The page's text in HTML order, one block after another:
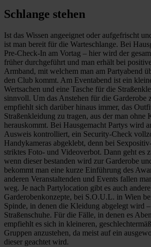
Schlange stehen
Ist das Wissen angeeignet oder aufgefrischt
ist man bereit für die Warteschlange. Bei
Pre-Check-In am Vortag – hier wird der
früher durchgeführt und man erhält bei
Armband, mit welchem man am Partyabend
den Club kommt. Am Eventabend ist ein
Wertsachen und eine Tasche für die
sinnvoll. Um das Anstehen für die Garderobe
empfiehlt sich darüber hinaus immer, das
Straßenkleidung zu tragen, aus der man ohne
herauskommt. Bei Hausgemacht Partys wird
Ausweis kontrolliert, ein Security-Check
Handykameras abgeklebt, denn bei
striktes Foto- und Videoverbot. Dann geht es
wenn dieser bestanden wird zur Garderobe
bekommt man eine kurze Einführung des
anderen Veranstaltenden und Events fallen
weg. Je nach Partylocation gibt es auch andere
Garderobenkonzepte, bei S.O.U.L. in Wien
Spinde, in denen die Kleidung abgelegt wird
Straßenschuhe. Für die Fälle, in denen es
empfiehlt es sich in kleineren,
Gruppen anzustehen, da meist auf ein
dieser geachtet wird.